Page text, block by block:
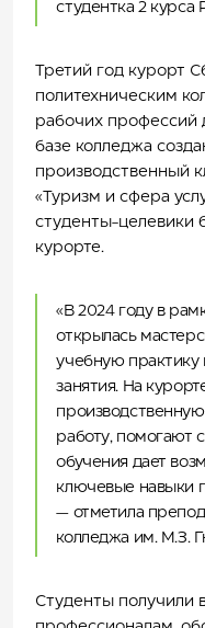
студентка 2 курса
Третий год курорт
политехническим
рабочих профессий
базе колледжа
производственный
«Туризм и сфера
студенты-целевики
курорте.
«В 2024 году в
открылась
учебную практику
занятия. На
работу, помогают
обучения дает
ключевые навыки
— отметила
колледжа им. М.З.
Студенты получили